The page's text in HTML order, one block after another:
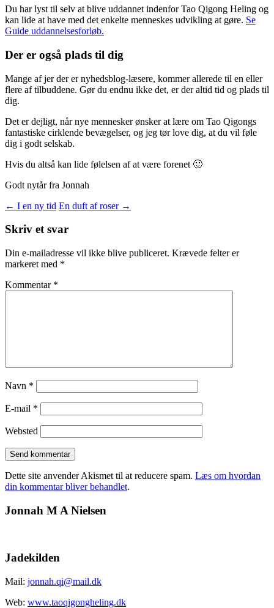
Du har lyst til selv at blive uddannet indenfor Tao Qigong Heling og
kan lide at have med det enkelte menneskes udvikling at gøre. Se
Guide uddannelsesforløb.
Der er også plads til dig
Mange af jer der er nyhedsblog-læsere, kommer allerede til en eller
flere af tilbuddene. Gør du endnu ikke det, er der altid tid og plads til
dig.
Det er dejligt, når nye mennesker ønsker at lære om Tao Qigongs
fantastiske cirklende bevægelser, og jeg tør love dig, at du vil føle
dig i godt selskab.
Hvis du altså kan lide følelsen af at være forenet 🙂
Godt nytår fra Jonnah
Indlægsnavigation
← I en ny tid En duft af roser →
Skriv et svar
Din e-mailadresse vil ikke blive publiceret. Krævede felter er
markeret med *
Kommentar *
Navn *
E-mail *
Websted
Dette site anvender Akismet til at reducere spam. Læs om hvordan
din kommentar bliver behandlet.
Jonnah M A Nielsen
Jadekilden
Mail: jonnah.qi@mail.dk
Web: www.taoqigongheling.dk